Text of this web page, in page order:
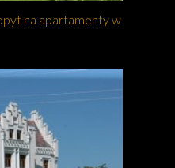
na apartamenty w